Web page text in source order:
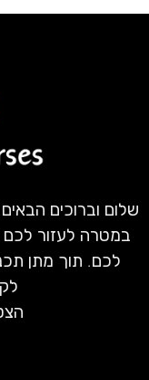
שלום וברוכים
במטרה לעזור לכם
לכם. תוך מתן